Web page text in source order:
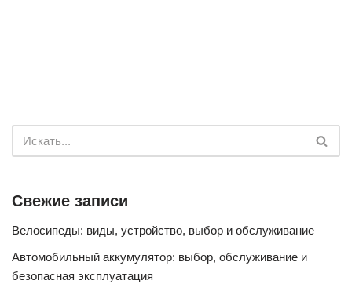
Свежие записи
Велосипеды: виды, устройство, выбор и обслуживание
Автомобильный аккумулятор: выбор, обслуживание и
безопасная эксплуатация